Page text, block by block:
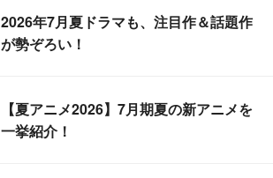
2026年7月夏ドラマも、注目作＆話題作
が勢ぞろい！
【夏アニメ2026】7月期夏の新アニメを
一挙紹介！